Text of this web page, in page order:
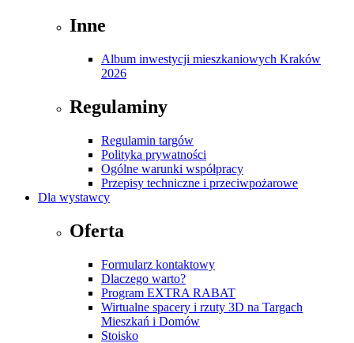
Inne
Album inwestycji mieszkaniowych Kraków
2026
Regulaminy
Regulamin targów
Polityka prywatności
Ogólne warunki współpracy
Przepisy techniczne i przeciwpożarowe
Dla wystawcy
Oferta
Formularz kontaktowy
Dlaczego warto?
Program EXTRA RABAT
Wirtualne spacery i rzuty 3D na Targach
Mieszkań i Domów
Stoisko